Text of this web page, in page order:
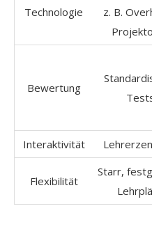
Technologie
z. B.
Bewertung
Interaktivität
Flexibilität
Starr,